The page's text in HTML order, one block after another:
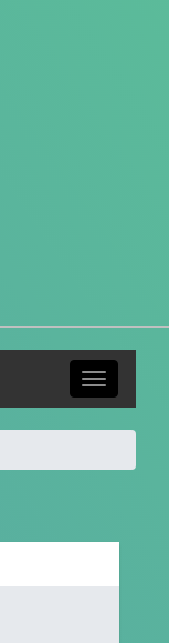
Toggle
navigation